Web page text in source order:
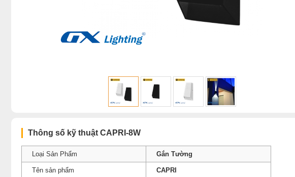
Thông số kỹ thuật CAPRI-8W
Loại Sản Phẩm Gắn Tường
Tên sản phẩm CAPRI